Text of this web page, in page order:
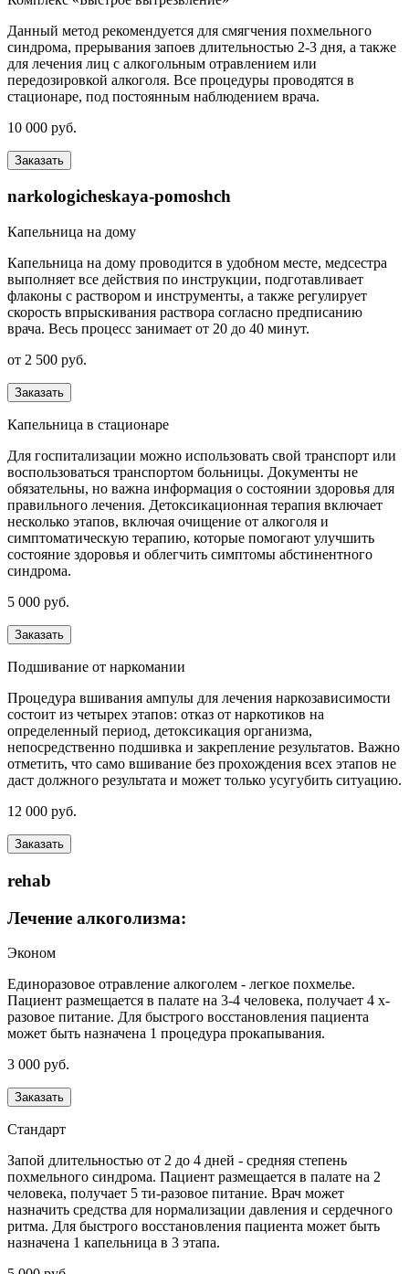
Данный метод рекомендуется для смягчения похмельного
синдрома, прерывания запоев длительностью 2-3 дня, а также
для лечения лиц с алкогольным отравлением или
передозировкой алкоголя. Все процедуры проводятся в
стационаре, под постоянным наблюдением врача.
10 000 руб.
Заказать
narkologicheskaya-pomoshch
Капельница на дому
Капельница на дому проводится в удобном месте, медсестра
выполняет все действия по инструкции, подготавливает
флаконы с раствором и инструменты, а также регулирует
скорость впрыскивания раствора согласно предписанию
врача. Весь процесс занимает от 20 до 40 минут.
от 2 500 руб.
Заказать
Капельница в стационаре
Для госпитализации можно использовать свой транспорт или
воспользоваться транспортом больницы. Документы не
обязательны, но важна информация о состоянии здоровья для
правильного лечения. Детоксикационная терапия включает
несколько этапов, включая очищение от алкоголя и
симптоматическую терапию, которые помогают улучшить
состояние здоровья и облегчить симптомы абстинентного
синдрома.
5 000 руб.
Заказать
Подшивание от наркомании
Процедура вшивания ампулы для лечения наркозависимости
состоит из четырех этапов: отказ от наркотиков на
определенный период, детоксикация организма,
непосредственно подшивка и закрепление результатов. Важно
отметить, что само вшивание без прохождения всех этапов не
даст должного результата и может только усугубить ситуацию.
12 000 руб.
Заказать
rehab
Лечение алкоголизма:
Эконом
Единоразовое отравление алкоголем - легкое похмелье.
Пациент размещается в палате на 3-4 человека, получает 4 х-
разовое питание. Для быстрого восстановления пациента
может быть назначена 1 процедура прокапывания.
3 000 руб.
Заказать
Стандарт
Запой длительностью от 2 до 4 дней - средняя степень
похмельного синдрома. Пациент размещается в палате на 2
человека, получает 5 ти-разовое питание. Врач может
назначить средства для нормализации давления и сердечного
ритма. Для быстрого восстановления пациента может быть
назначена 1 капельница в 3 этапа.